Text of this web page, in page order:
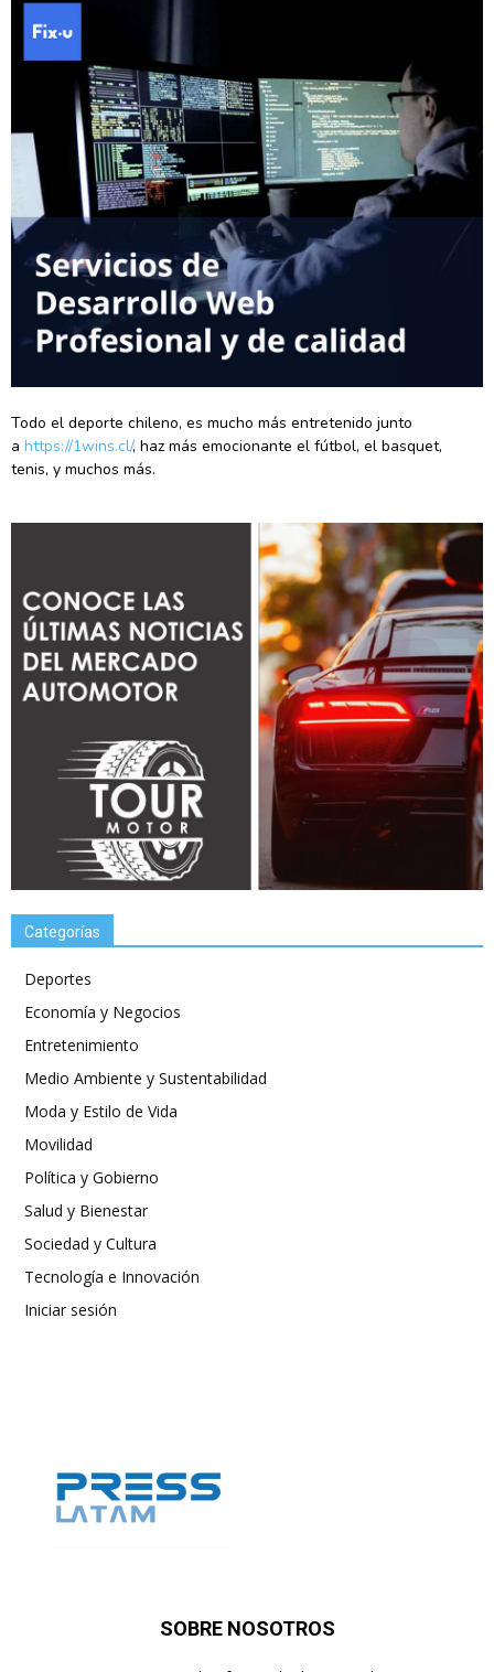
Todo el deporte chileno, es mucho más entretenido junto
a https://1wins.cl/, haz más emocionante el fútbol, el basquet,
tenis, y muchos más.
Categorías
Deportes
Economía y Negocios
Entretenimiento
Medio Ambiente y Sustentabilidad
Moda y Estilo de Vida
Movilidad
Política y Gobierno
Salud y Bienestar
Sociedad y Cultura
Tecnología e Innovación
Iniciar sesión
SOBRE NOSOTROS